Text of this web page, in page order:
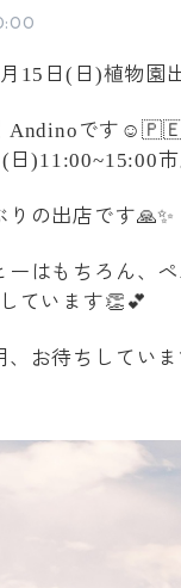
月 15 日( 日 )植物園
Andino です
( 日)11:00~15:00
りの出店です🙏✨
ーはもちろん、
ています👏💕
、お待ちしていま